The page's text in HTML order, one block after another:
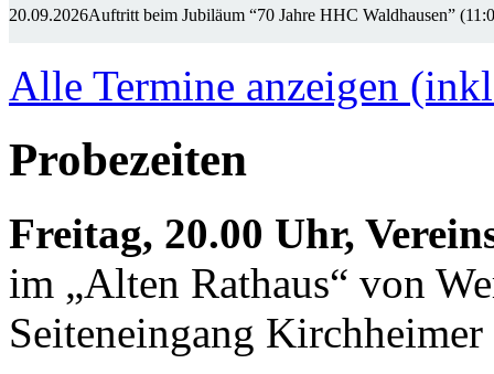
20.09.2026Auftritt beim Jubiläum “70 Jahre HHC Waldhausen”
Alle Termine anzeigen
Probezeiten
Freitag, 20.00 Uhr,
im „Alten Rathaus“ von
Seiteneingang Kirchheimer